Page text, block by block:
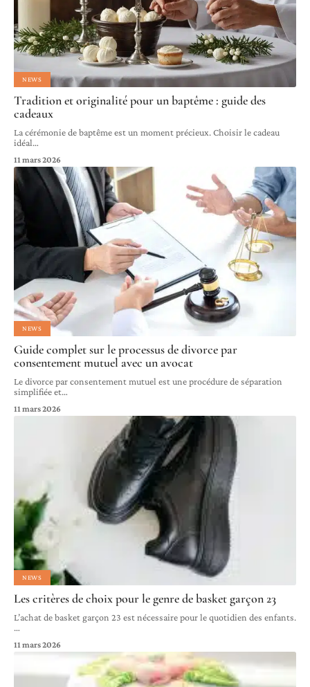
NEWS
Tradition et originalité pour un baptême : guide des
cadeaux
La cérémonie de baptême est un moment précieux. Choisir le cadeau
idéal…
11 mars 2026
NEWS
Guide complet sur le processus de divorce par
consentement mutuel avec un avocat
Le divorce par consentement mutuel est une procédure de séparation
simplifiée et…
11 mars 2026
NEWS
Les critères de choix pour le genre de basket garçon 23
L’achat de basket garçon 23 est nécessaire pour le quotidien des enfants.
…
11 mars 2026